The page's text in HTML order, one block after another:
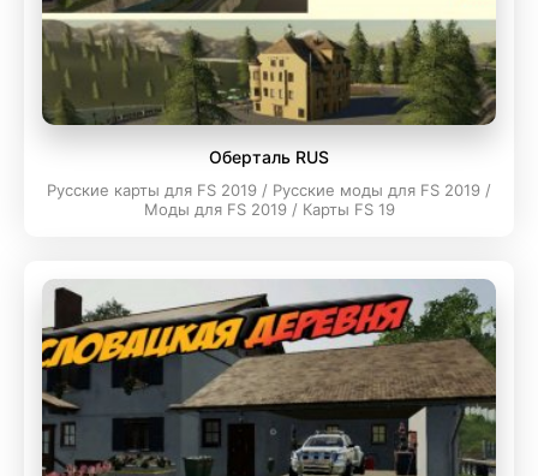
Оберталь RUS
Русские карты для FS 2019 / Русские моды для FS 2019 /
Моды для FS 2019 / Карты FS 19